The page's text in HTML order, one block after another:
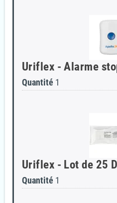
Uriflex - Alarme
Quantité 1
Uriflex - Lot de 25
Quantité 1